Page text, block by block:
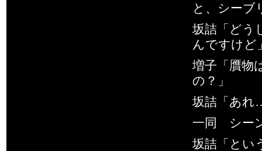
と、シーブ
坂詰「どう
んですけど
増子「贋物
の？」
坂詰「あれ
一同 シー
坂詰「とい